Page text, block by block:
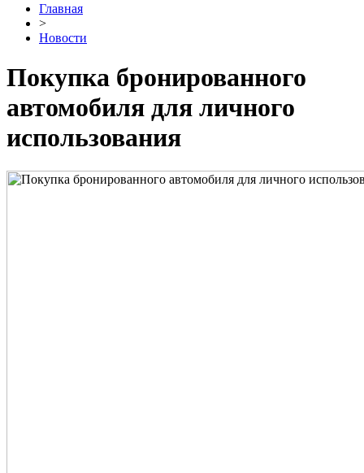
Главная
>
Новости
Покупка бронированного
автомобиля для личного
использования